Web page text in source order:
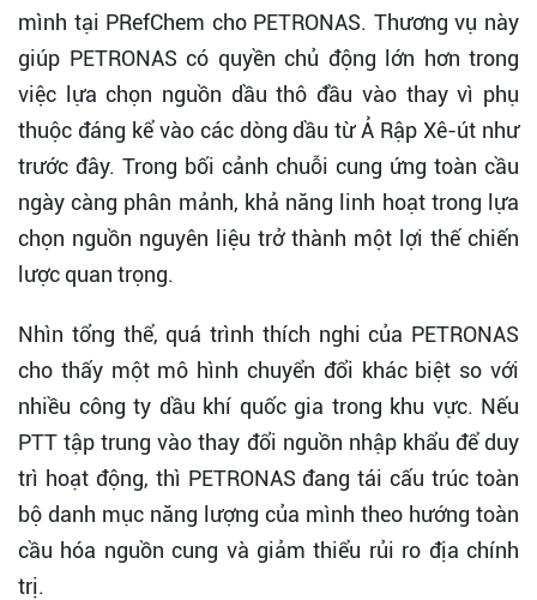
mình tại PRefChem cho PETRONAS. Thương vụ này
giúp PETRONAS có quyền chủ động lớn hơn trong
việc lựa chọn nguồn dầu thô đầu vào thay vì phụ
thuộc đáng kể vào các dòng dầu từ Ả Rập Xê-út như
trước đây. Trong bối cảnh chuỗi cung ứng toàn cầu
ngày càng phân mảnh, khả năng linh hoạt trong lựa
chọn nguồn nguyên liệu trở thành một lợi thế chiến
lược quan trọng.
Nhìn tổng thể, quá trình thích nghi của PETRONAS
cho thấy một mô hình chuyển đổi khác biệt so với
nhiều công ty dầu khí quốc gia trong khu vực. Nếu
PTT tập trung vào thay đổi nguồn nhập khẩu để duy
trì hoạt động, thì PETRONAS đang tái cấu trúc toàn
bộ danh mục năng lượng của mình theo hướng toàn
cầu hóa nguồn cung và giảm thiểu rủi ro địa chính
trị.